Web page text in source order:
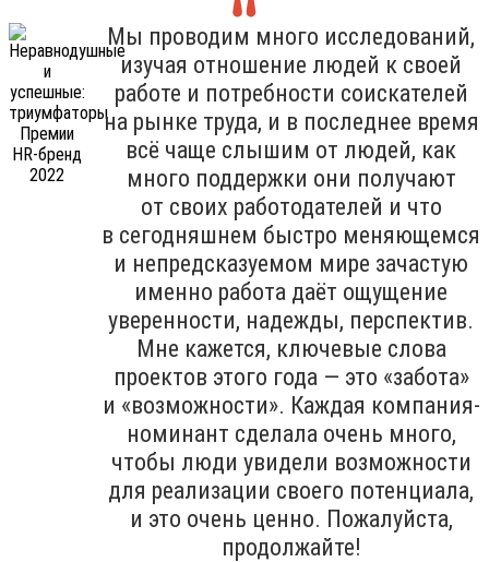
Мы проводим много исследований,
изучая отношение людей к своей
работе и потребности соискателей
на рынке труда, и в последнее время
всё чаще слышим от людей, как
много поддержки они получают
от своих работодателей и что
в сегодняшнем быстро меняющемся
и непредсказуемом мире зачастую
именно работа даёт ощущение
уверенности, надежды, перспектив.
Мне кажется, ключевые слова
проектов этого года — это «забота»
и «возможности». Каждая компания-
номинант сделала очень много,
чтобы люди увидели возможности
для реализации своего потенциала,
и это очень ценно. Пожалуйста,
продолжайте!